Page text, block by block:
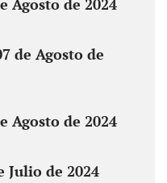
Agosto de 2024
de Agosto de
Agosto de 2024
Julio de 2024